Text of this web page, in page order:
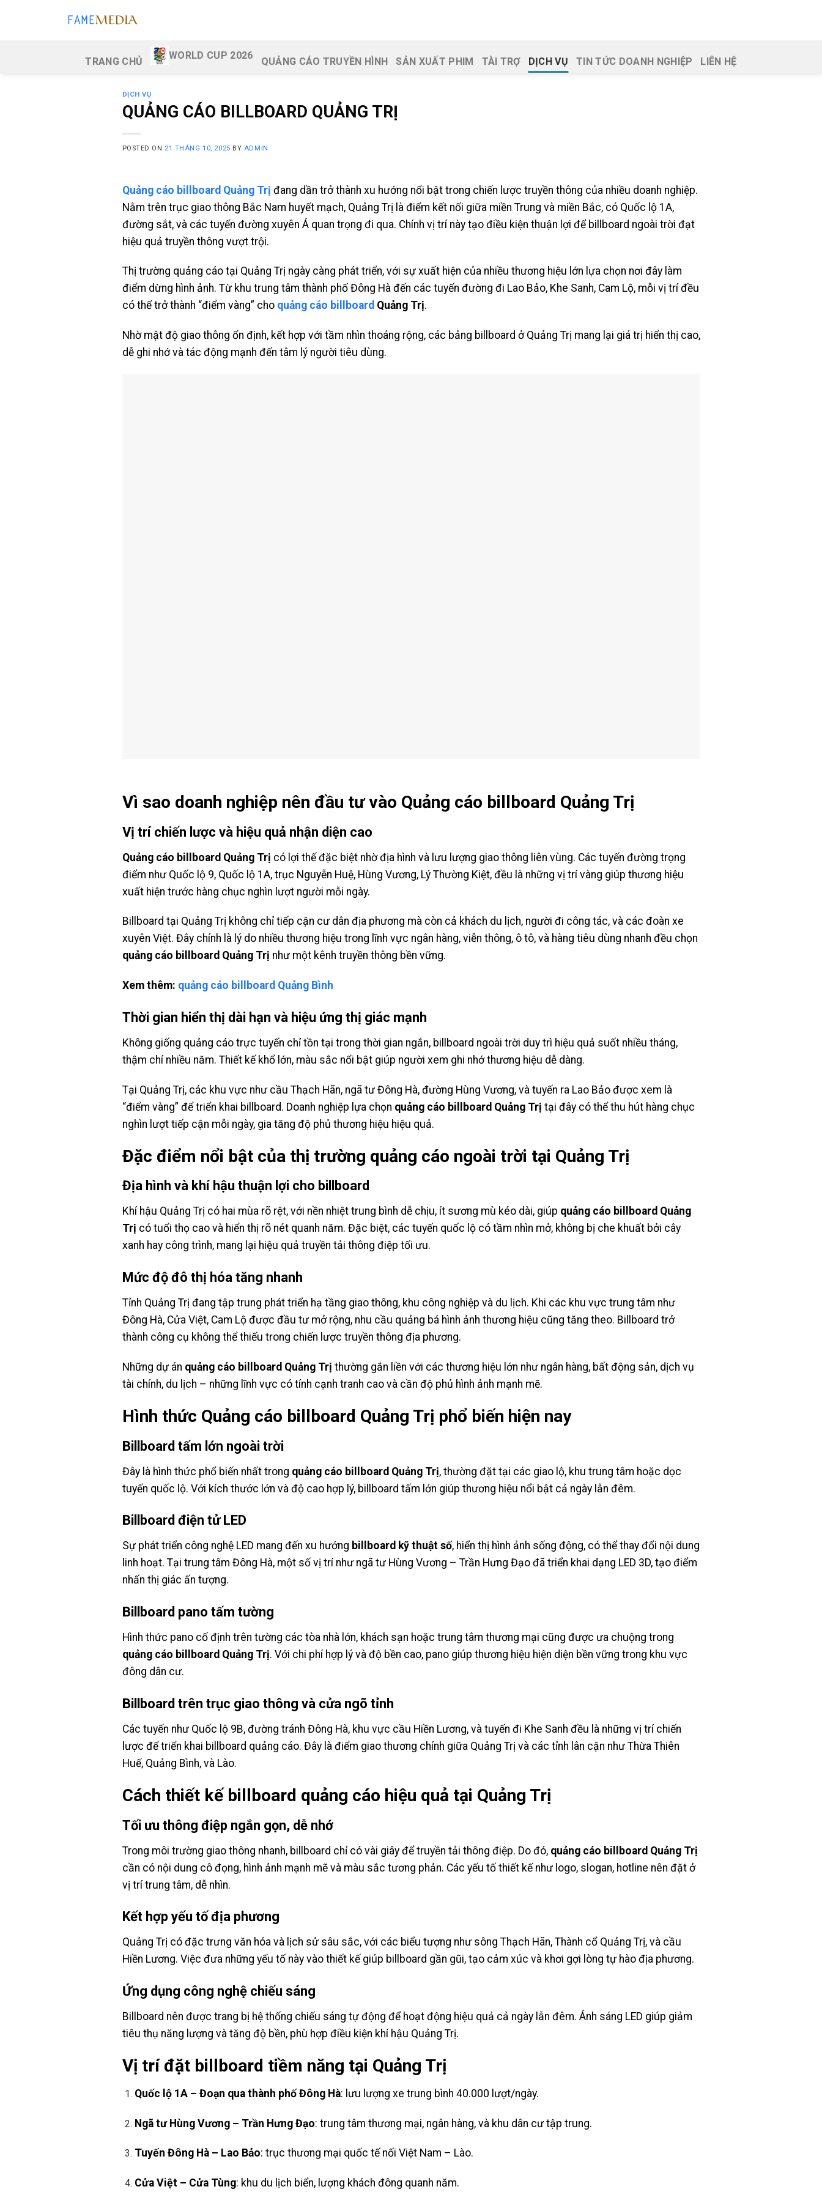
TRANG CHỦ
WORLD CUP 2026
QUẢNG CÁO TRUYỀN HÌNH SẢN XUẤT PHIM TÀI TRỢ DỊCH VỤ TIN TỨC DOANH NGHIỆP LIÊN HỆ
DỊCH VỤ
QUẢNG CÁO BILLBOARD QUẢNG TRỊ
POSTED ON 21 THÁNG 10, 2025 BY ADMIN
Quảng cáo billboard Quảng Trị đang dần trở thành xu hướng nổi bật trong chiến lược truyền thông của nhiều doanh nghiệp.
Nằm trên trục giao thông Bắc Nam huyết mạch, Quảng Trị là điểm kết nối giữa miền Trung và miền Bắc, có Quốc lộ 1A,
đường sắt, và các tuyến đường xuyên Á quan trọng đi qua. Chính vị trí này tạo điều kiện thuận lợi để billboard ngoài trời đạt
hiệu quả truyền thông vượt trội.
Thị trường quảng cáo tại Quảng Trị ngày càng phát triển, với sự xuất hiện của nhiều thương hiệu lớn lựa chọn nơi đây làm
điểm dừng hình ảnh. Từ khu trung tâm thành phố Đông Hà đến các tuyến đường đi Lao Bảo, Khe Sanh, Cam Lộ, mỗi vị trí đều
có thể trở thành “điểm vàng” cho quảng cáo billboard Quảng Trị.
Nhờ mật độ giao thông ổn định, kết hợp với tầm nhìn thoáng rộng, các bảng billboard ở Quảng Trị mang lại giá trị hiển thị cao,
dễ ghi nhớ và tác động mạnh đến tâm lý người tiêu dùng.
Vì sao doanh nghiệp nên đầu tư vào Quảng cáo billboard Quảng Trị
Vị trí chiến lược và hiệu quả nhận diện cao
Quảng cáo billboard Quảng Trị có lợi thế đặc biệt nhờ địa hình và lưu lượng giao thông liên vùng. Các tuyến đường trọng
điểm như Quốc lộ 9, Quốc lộ 1A, trục Nguyễn Huệ, Hùng Vương, Lý Thường Kiệt, đều là những vị trí vàng giúp thương hiệu
xuất hiện trước hàng chục nghìn lượt người mỗi ngày.
Billboard tại Quảng Trị không chỉ tiếp cận cư dân địa phương mà còn cả khách du lịch, người đi công tác, và các đoàn xe
xuyên Việt. Đây chính là lý do nhiều thương hiệu trong lĩnh vực ngân hàng, viễn thông, ô tô, và hàng tiêu dùng nhanh đều chọn
quảng cáo billboard Quảng Trị như một kênh truyền thông bền vững.
Xem thêm: quảng cáo billboard Quảng Bình
Thời gian hiển thị dài hạn và hiệu ứng thị giác mạnh
Không giống quảng cáo trực tuyến chỉ tồn tại trong thời gian ngắn, billboard ngoài trời duy trì hiệu quả suốt nhiều tháng,
thậm chí nhiều năm. Thiết kế khổ lớn, màu sắc nổi bật giúp người xem ghi nhớ thương hiệu dễ dàng.
Tại Quảng Trị, các khu vực như cầu Thạch Hãn, ngã tư Đông Hà, đường Hùng Vương, và tuyến ra Lao Bảo được xem là
“điểm vàng” để triển khai billboard. Doanh nghiệp lựa chọn quảng cáo billboard Quảng Trị tại đây có thể thu hút hàng chục
nghìn lượt tiếp cận mỗi ngày, gia tăng độ phủ thương hiệu hiệu quả.
Đặc điểm nổi bật của thị trường quảng cáo ngoài trời tại Quảng Trị
Địa hình và khí hậu thuận lợi cho billboard
Khí hậu Quảng Trị có hai mùa rõ rệt, với nền nhiệt trung bình dễ chịu, ít sương mù kéo dài, giúp quảng cáo billboard Quảng
Trị có tuổi thọ cao và hiển thị rõ nét quanh năm. Đặc biệt, các tuyến quốc lộ có tầm nhìn mở, không bị che khuất bởi cây
xanh hay công trình, mang lại hiệu quả truyền tải thông điệp tối ưu.
Mức độ đô thị hóa tăng nhanh
Tỉnh Quảng Trị đang tập trung phát triển hạ tầng giao thông, khu công nghiệp và du lịch. Khi các khu vực trung tâm như
Đông Hà, Cửa Việt, Cam Lộ được đầu tư mở rộng, nhu cầu quảng bá hình ảnh thương hiệu cũng tăng theo. Billboard trở
thành công cụ không thể thiếu trong chiến lược truyền thông địa phương.
Những dự án quảng cáo billboard Quảng Trị thường gắn liền với các thương hiệu lớn như ngân hàng, bất động sản, dịch vụ
tài chính, du lịch – những lĩnh vực có tính cạnh tranh cao và cần độ phủ hình ảnh mạnh mẽ.
Hình thức Quảng cáo billboard Quảng Trị phổ biến hiện nay
Billboard tấm lớn ngoài trời
Đây là hình thức phổ biến nhất trong quảng cáo billboard Quảng Trị, thường đặt tại các giao lộ, khu trung tâm hoặc dọc
tuyến quốc lộ. Với kích thước lớn và độ cao hợp lý, billboard tấm lớn giúp thương hiệu nổi bật cả ngày lẫn đêm.
Billboard điện tử LED
Sự phát triển công nghệ LED mang đến xu hướng billboard kỹ thuật số, hiển thị hình ảnh sống động, có thể thay đổi nội dung
linh hoạt. Tại trung tâm Đông Hà, một số vị trí như ngã tư Hùng Vương – Trần Hưng Đạo đã triển khai dạng LED 3D, tạo điểm
nhấn thị giác ấn tượng.
Billboard pano tấm tường
Hình thức pano cố định trên tường các tòa nhà lớn, khách sạn hoặc trung tâm thương mại cũng được ưa chuộng trong
quảng cáo billboard Quảng Trị. Với chi phí hợp lý và độ bền cao, pano giúp thương hiệu hiện diện bền vững trong khu vực
đông dân cư.
Billboard trên trục giao thông và cửa ngõ tỉnh
Các tuyến như Quốc lộ 9B, đường tránh Đông Hà, khu vực cầu Hiền Lương, và tuyến đi Khe Sanh đều là những vị trí chiến
lược để triển khai billboard quảng cáo. Đây là điểm giao thương chính giữa Quảng Trị và các tỉnh lân cận như Thừa Thiên
Huế, Quảng Bình, và Lào.
Cách thiết kế billboard quảng cáo hiệu quả tại Quảng Trị
Tối ưu thông điệp ngắn gọn, dễ nhớ
Trong môi trường giao thông nhanh, billboard chỉ có vài giây để truyền tải thông điệp. Do đó, quảng cáo billboard Quảng Trị
cần có nội dung cô đọng, hình ảnh mạnh mẽ và màu sắc tương phản. Các yếu tố thiết kế như logo, slogan, hotline nên đặt ở
vị trí trung tâm, dễ nhìn.
Kết hợp yếu tố địa phương
Quảng Trị có đặc trưng văn hóa và lịch sử sâu sắc, với các biểu tượng như sông Thạch Hãn, Thành cổ Quảng Trị, và cầu
Hiền Lương. Việc đưa những yếu tố này vào thiết kế giúp billboard gần gũi, tạo cảm xúc và khơi gợi lòng tự hào địa phương.
Ứng dụng công nghệ chiếu sáng
Billboard nên được trang bị hệ thống chiếu sáng tự động để hoạt động hiệu quả cả ngày lẫn đêm. Ánh sáng LED giúp giảm
tiêu thụ năng lượng và tăng độ bền, phù hợp điều kiện khí hậu Quảng Trị.
Vị trí đặt billboard tiềm năng tại Quảng Trị
Quốc lộ 1A – Đoạn qua thành phố Đông Hà: lưu lượng xe trung bình 40.000 lượt/ngày.
Ngã tư Hùng Vương – Trần Hưng Đạo: trung tâm thương mại, ngân hàng, và khu dân cư tập trung.
Tuyến Đông Hà – Lao Bảo: trục thương mại quốc tế nối Việt Nam – Lào.
Cửa Việt – Cửa Tùng: khu du lịch biển, lượng khách đông quanh năm.